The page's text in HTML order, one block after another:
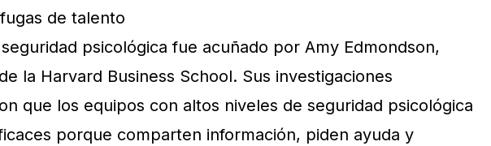
de talento
psicológica fue acuñado por Amy Edmondson,
la Harvard Business School. Sus investigaciones
que los equipos con altos niveles de seguridad psicológica
porque comparten información, piden ayuda y